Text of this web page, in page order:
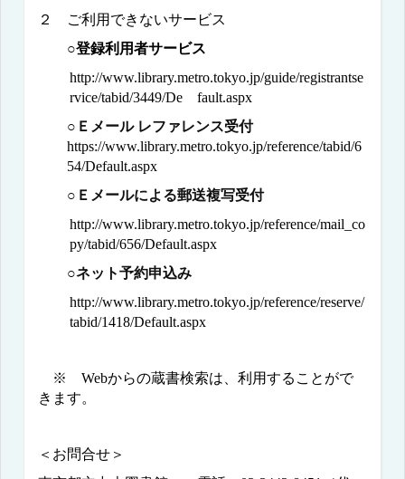
２ ご利用できないサービス
○登録利用者サービス
http://www.library.metro.tokyo.jp/guide/registrantse
rvice/tabid/3449/De
fault.aspx
○ Ｅメール レファレンス受付
https://www.library.metro.tokyo.jp/reference/tabid/6
54/Default.aspx
○ Ｅメールによる郵送複写受付
http://www.library.metro.tokyo.jp/reference/mail_co
py/tabid/656/Default.aspx
○ネット予約申込み
http://www.library.metro.tokyo.jp/reference/reserve/
tabid/1418/Default.aspx
※ Webからの蔵書検索は、利用することがで
きます。
＜お問合せ＞